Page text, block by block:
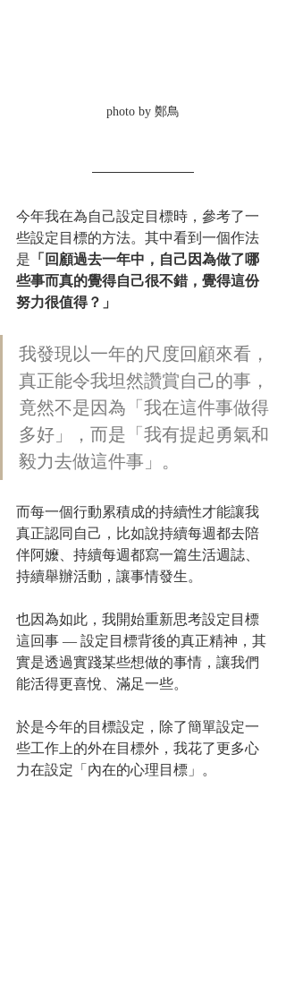
photo by 鄭鳥
今年我在為自己設定目標時，參考了一
些設定目標的方法。其中看到一個作法
是 「回顧過去一年中，自己因為做了哪
些事而真的覺得自己很不錯，覺得這份
努力很值得？」
我發現以一年的尺度回顧來看，
真正能令我坦然讚賞自己的事，
竟然不是因為「我在這件事做得
多好」，而是「我有提起勇氣和
毅力去做這件事」。
而每一個行動累積成的持續性才能讓我
真正認同自己，比如說持續每週都去陪
伴阿嬤、持續每週都寫一篇生活週誌、
持續舉辦活動，讓事情發生。
也因為如此，我開始重新思考設定目標
這回事 — 設定目標背後的真正精神，其
實是透過實踐某些想做的事情，讓我們
能活得更喜悅、滿足一些。
於是今年的目標設定，除了簡單設定一
些工作上的外在目標外，我花了更多心
力在設定「內在的心理目標」。